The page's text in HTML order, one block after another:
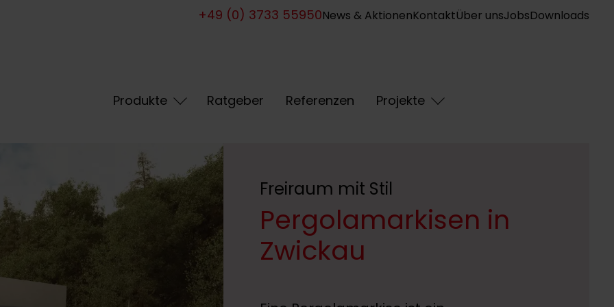
+49 (0) 3733 55950News & AktionenKontaktÜber unsJobsDownloads
Produkte
Ratgeber Referenzen Projekte
Freiraum mit Stil
Pergolamarkisen in
Zwickau